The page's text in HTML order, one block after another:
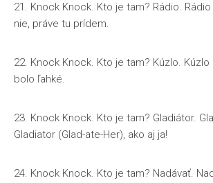
21. Knock Knock. Kto je tam? Rádio.
nie, práve tu prídem.
22. Knock Knock. Kto je tam? Kúzlo. Kúzlo
bolo ľahké.
23. Knock Knock. Kto je tam? Gladiátor.
Gladiator (Glad-ate-Her), ako aj ja!
24. Knock Knock. Kto je tam? Nadávať.